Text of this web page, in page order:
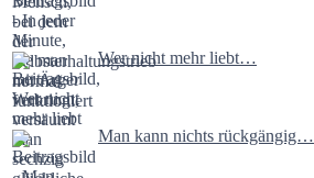
Wer nicht mehr liebt…
Man kann nichts rückgängig…